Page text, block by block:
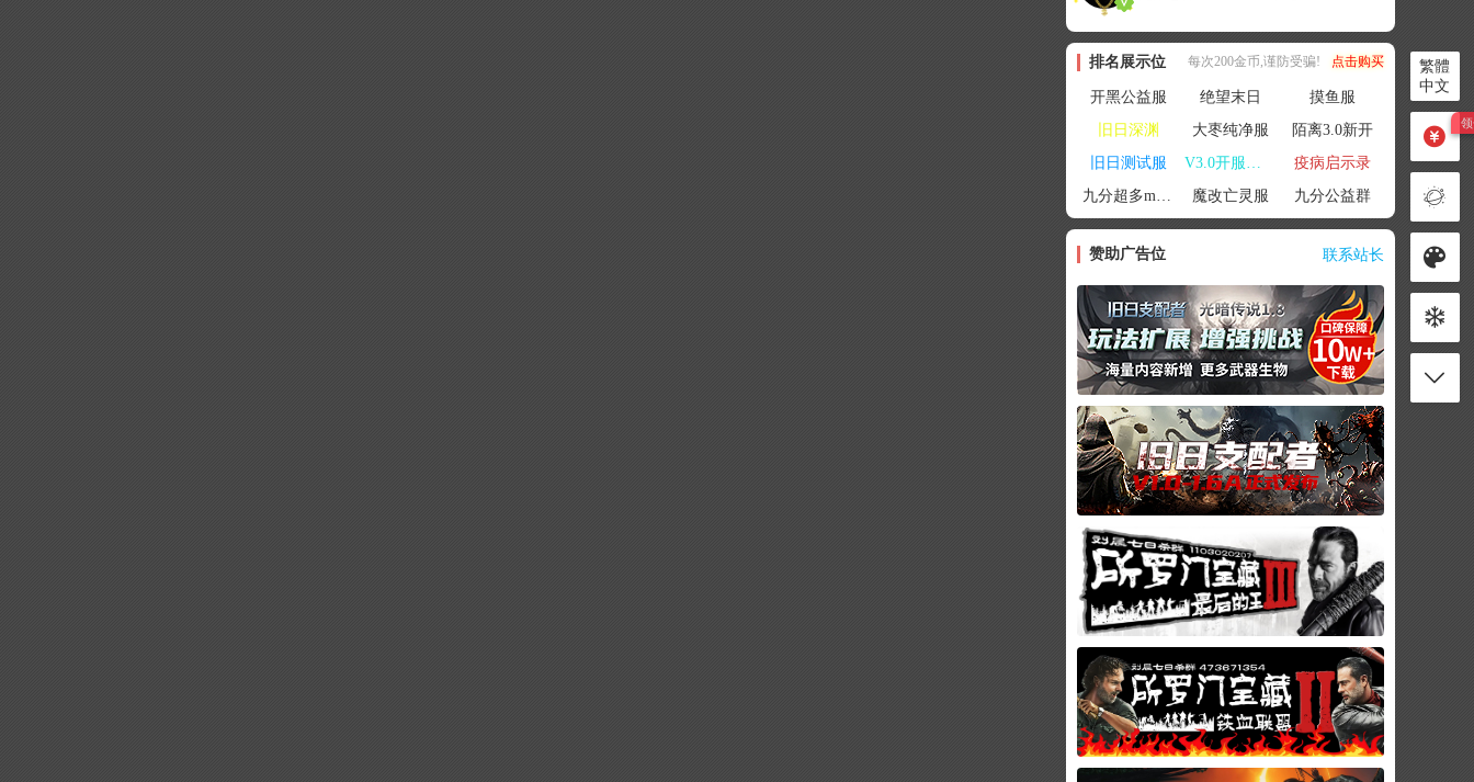
排名展示位 每次200金币,谨防受骗! 点击购买
开黑公益服 绝望末日
摸鱼服
旧日深渊
大枣纯净服
陌离3.0新开
旧日测试服
V3.0开服联机
疫病启示录
九分超多mod群
魔改亡灵服 九分公益群
赞助广告位 联系站长
繁體
中文